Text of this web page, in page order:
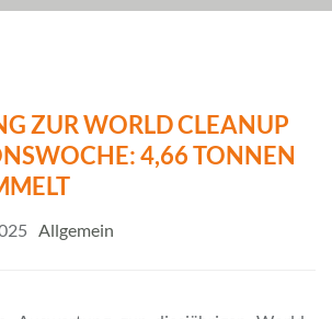
ZUR WORLD CLEANUP
4,66 TONNEN
Allgemein